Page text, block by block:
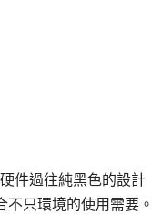
件過往純黑色的設計
只環境的使用需要。